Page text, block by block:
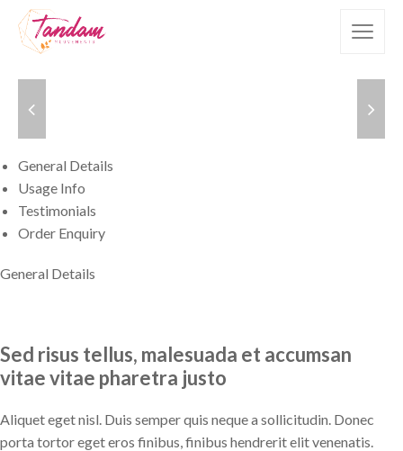
General Details
Usage Info
Testimonials
Order Enquiry
General Details
Sed risus tellus, malesuada et accumsan
vitae vitae pharetra justo
Aliquet eget nisl. Duis semper quis neque a sollicitudin. Donec
porta tortor eget eros finibus, finibus hendrerit elit venenatis.